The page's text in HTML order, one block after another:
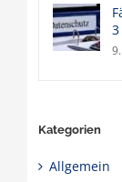
3
Kategorien
Allgemein